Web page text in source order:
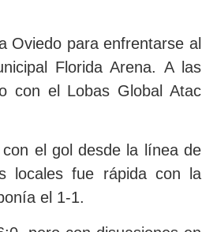
Oviedo para enfrentarse al
Florida Arena. A las
con el Lobas Global Atac
el gol desde la línea de
locales fue rápida con la
el 1-1.